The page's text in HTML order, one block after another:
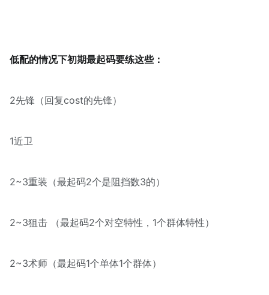
低配的情况下初期最起码要练这些：
2先锋（回复cost的先锋）
1近卫
2~3重装（最起码2个是阻挡数3的）
2~3狙击 （最起码2个对空特性，1个群体特性）
2~3术师（最起码1个单体1个群体）